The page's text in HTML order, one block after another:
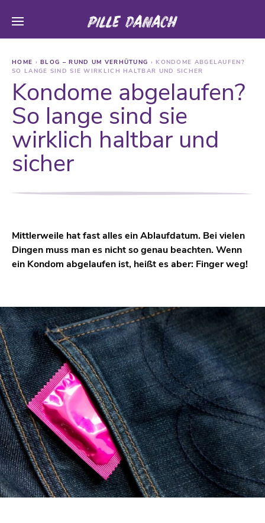
HOME › BLOG – RUND UM VERHÜTUNG › KONDOME ABGELAUFEN?
SO LANGE SIND SIE WIRKLICH HALTBAR UND SICHER
Kondome abgelaufen?
So lange sind sie
wirklich haltbar und
sicher
Mittlerweile hat fast alles ein Ablaufdatum. Bei vielen
Dingen muss man es nicht so genau beachten. Wenn
ein Kondom abgelaufen ist, heißt es aber: Finger weg!